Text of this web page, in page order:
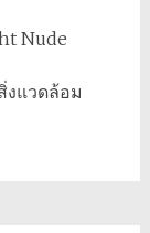
Nude
งแวดล้อม